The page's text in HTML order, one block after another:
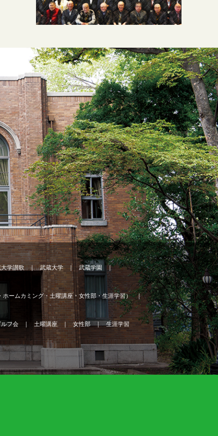
学讃歌 武蔵大学 武蔵学園
ホームカミング・土曜講座・女性部・生涯学習）
フ会 土曜講座 女性部 生涯学習